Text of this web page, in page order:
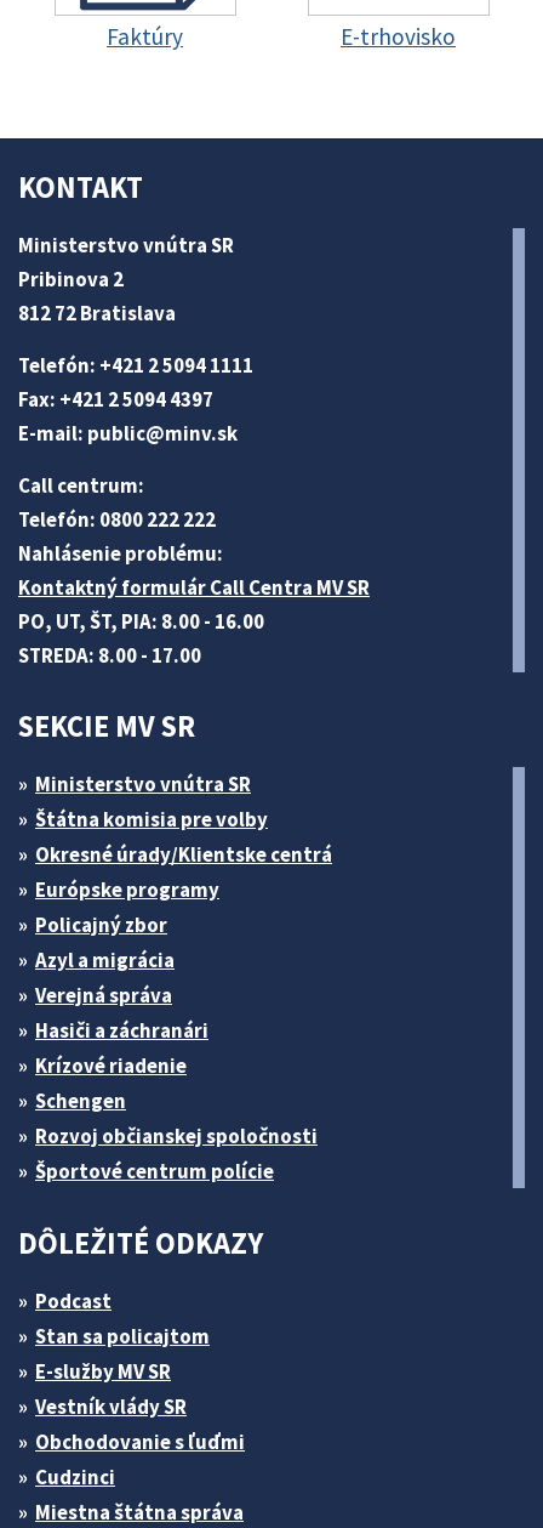
Faktúry E-trhovisko
KONTAKT
Ministerstvo vnútra SR
Pribinova 2
812 72 Bratislava
Telefón: +421 2 5094 1111
Fax: +421 2 5094 4397
E-mail: public@minv.sk
Call centrum:
Telefón: 0800 222 222
Nahlásenie problému:
Kontaktný formulár Call Centra MV SR
PO, UT, ŠT, PIA: 8.00 - 16.00
STREDA: 8.00 - 17.00
SEKCIE MV SR
Ministerstvo vnútra SR
Štátna komisia pre volby
Okresné úrady/Klientske centrá
Európske programy
Policajný zbor
Azyl a migrácia
Verejná správa
Hasiči a záchranári
Krízové riadenie
Schengen
Rozvoj občianskej spoločnosti
Športové centrum polície
DÔLEŽITÉ ODKAZY
Podcast
Stan sa policajtom
E-služby MV SR
Vestník vlády SR
Obchodovanie s ľuďmi
Cudzinci
Miestna štátna správa